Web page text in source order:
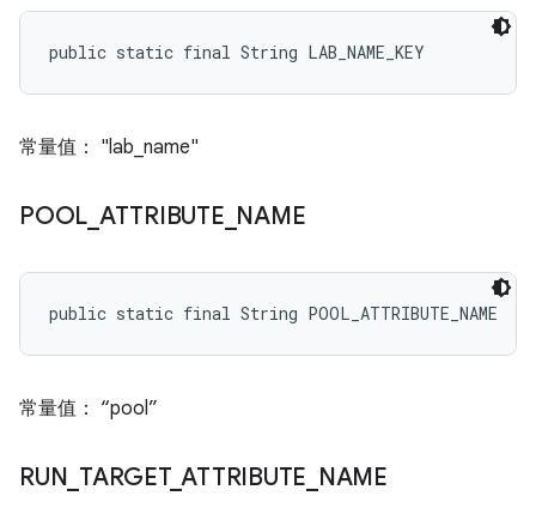
public static final String LAB_NAME_KEY
常量值： "lab_name"
POOL ATTRIBUTE NAME
public static final String POOL_ATTRIBUTE_NAME
常量值： “pool”
RUN TARGET_ATTRIBUTE NAME